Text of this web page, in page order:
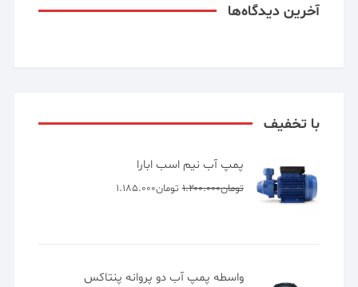
آخرین دیدگاه‌ها
با تخفیف
پمپ آب نیم اسب ابارا
تومان۱.۲۰۰.۰۰۰ تومان۱.۱۸۵.۰۰۰
واسطه پمپ آب دو پروانه پنتاکس